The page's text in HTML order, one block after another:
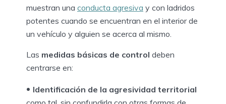
muestran una conducta agresiva y con ladridos
potentes cuando se encuentran en el interior de
un vehículo y alguien se acerca al mismo.
Las medidas básicas de control deben
centrarse en:
Identificación de la agresividad territorial